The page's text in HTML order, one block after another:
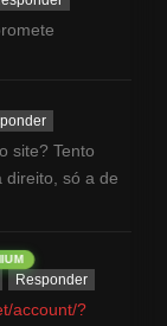
site? Tento
direito, só a de
Responder
account/?